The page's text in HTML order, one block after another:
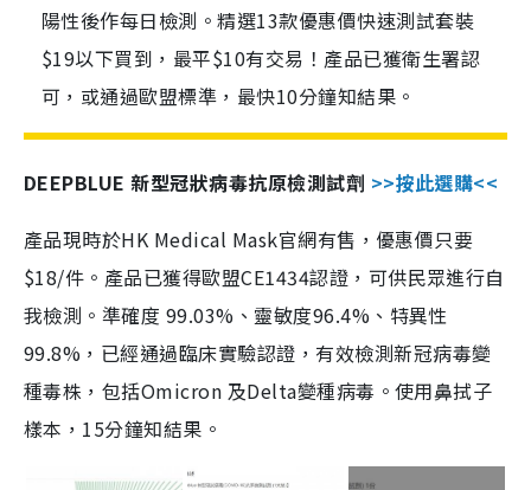
陽性後作每日檢測。精選13款優惠價快速測試套裝
$19以下買到，最平$10有交易！產品已獲衛生署認
可，或通過歐盟標準，最快10分鐘知結果。
DEEPBLUE 新型冠狀病毒抗原檢測試劑 >>按此選購<<
產品現時於HK Medical Mask官網有售，優惠價只要
$18/件。產品已獲得歐盟CE1434認證，可供民眾進行自
我檢測。準確度 99.03%、靈敏度96.4%、特異性
99.8%，已經通過臨床實驗認證，有效檢測新冠病毒變
種毒株，包括Omicron 及Delta變種病毒。使用鼻拭子
樣本，15分鐘知結果。